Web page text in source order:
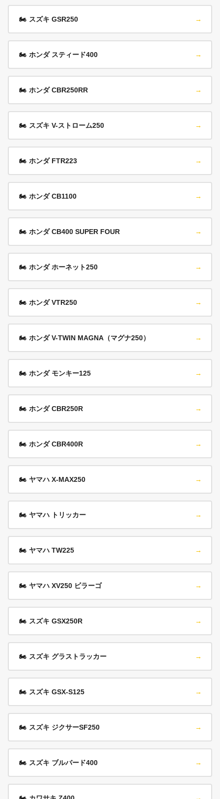
🏍️ スズキ GSR250 →
🏍️ ホンダ スティード400 →
🏍️ ホンダ CBR250RR →
🏍️ スズキ V-ストローム250 →
🏍️ ホンダ FTR223 →
🏍️ ホンダ CB1100 →
🏍️ ホンダ CB400 SUPER FOUR →
🏍️ ホンダ ホーネット250 →
🏍️ ホンダ VTR250 →
🏍️ ホンダ V-TWIN MAGNA（マグナ250） →
🏍️ ホンダ モンキー125 →
🏍️ ホンダ CBR250R →
🏍️ ホンダ CBR400R →
🏍️ ヤマハ X-MAX250 →
🏍️ ヤマハ トリッカー →
🏍️ ヤマハ TW225 →
🏍️ ヤマハ XV250 ビラーゴ →
🏍️ スズキ GSX250R →
🏍️ スズキ グラストラッカー →
🏍️ スズキ GSX-S125 →
🏍️ スズキ ジクサーSF250 →
🏍️ スズキ ブルバード400 →